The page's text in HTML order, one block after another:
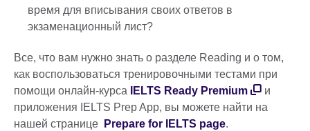
время для вписывания своих ответов в
экзаменационный лист?
Все, что вам нужно знать о разделе Reading и о том,
как воспользоваться тренировочными тестами при
помощи онлайн-курса
IELTS Ready Premium
и
приложения IELTS Prep App, вы можете найти на
нашей странице
Prepare for IELTS page.